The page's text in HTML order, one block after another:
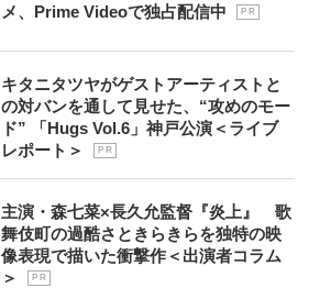
メ、Prime Videoで独占配信中
P R
キタニタツヤがゲストアーティストと
の対バンを通して見せた、“攻めのモー
ド” 「Hugs Vol.6」神戸公演＜ライブ
レポート＞
P R
主演・森七菜×長久允監督『炎上』 歌
舞伎町の過酷さときらきらを独特の映
像表現で描いた衝撃作＜出演者コラム
＞
P R